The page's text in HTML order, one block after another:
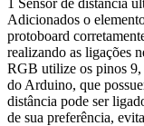
1 Sensor de distância
Adicionados o
protoboard
realizando as ligações
RGB utilize os pinos 9,
do Arduino, que
distância pode ser
de sua preferência,